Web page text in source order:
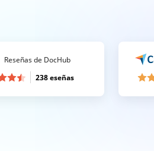
Reseñas de DocHub
238 eseñas